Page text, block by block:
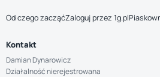
Od czego zacząćZaloguj przez 1g.pl
Kontakt
Damian Dynarowicz
Działalność nierejestrowana